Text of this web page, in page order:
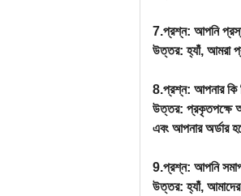
7.প্রশ্ন: আপনি
উত্তর: হ্যাঁ, আমরা
8.প্রশ্ন: আপনার কি
উত্তর: প্রকৃতপক্ষে
এবং আপনার অর্ডার
9.প্রশ্ন: আপনি
উত্তর: হ্যাঁ, আমাদের